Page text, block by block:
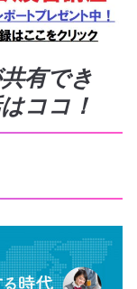
有でき
ココ！